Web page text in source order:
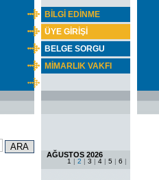
BİLGİ EDİNME
ÜYE GİRİŞİ
BELGE SORGU
MİMARLIK VAKFI
AĞUSTOS 2026
1 | 2 | 3 | 4 | 5 | 6 |